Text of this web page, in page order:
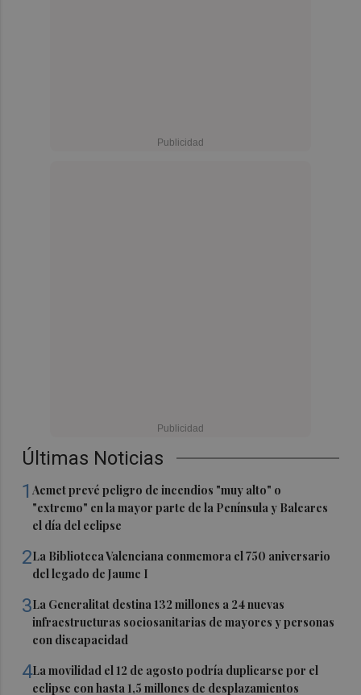
Últimas Noticias
1Aemet prevé peligro de incendios "muy alto" o
"extremo" en la mayor parte de la Península y Baleares
el día del eclipse
2La Biblioteca Valenciana conmemora el 750 aniversario
del legado de Jaume I
3La Generalitat destina 132 millones a 24 nuevas
infraestructuras sociosanitarias de mayores y personas
con discapacidad
4La movilidad el 12 de agosto podría duplicarse por el
eclipse con hasta 1,5 millones de desplazamientos